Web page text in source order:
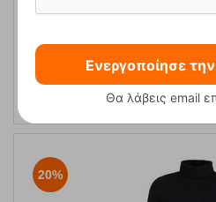
Almeri-M Black Ανδρική
Κωδικός: FRE-16289
20%
Ενεργοποίησε
Θα λάβεις email